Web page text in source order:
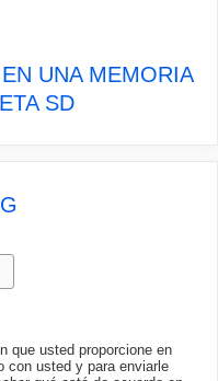
UNA MEMORIA
SD
que usted proporcione en
con usted y para enviarle